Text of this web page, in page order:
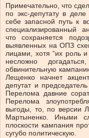
Примечательно, что
по экс-депутату в
себе запасной путь к
специализированный
что сохраняется
выявленных на ОПЗ
лицами, хотя “их роль
несложно
обвинительную
Лещенко начнет
депутат и
Перелома давние
Перелома
выгоды, то, по версии
Мартыненко. Иными
плоскости кампания
сугубо политическую.